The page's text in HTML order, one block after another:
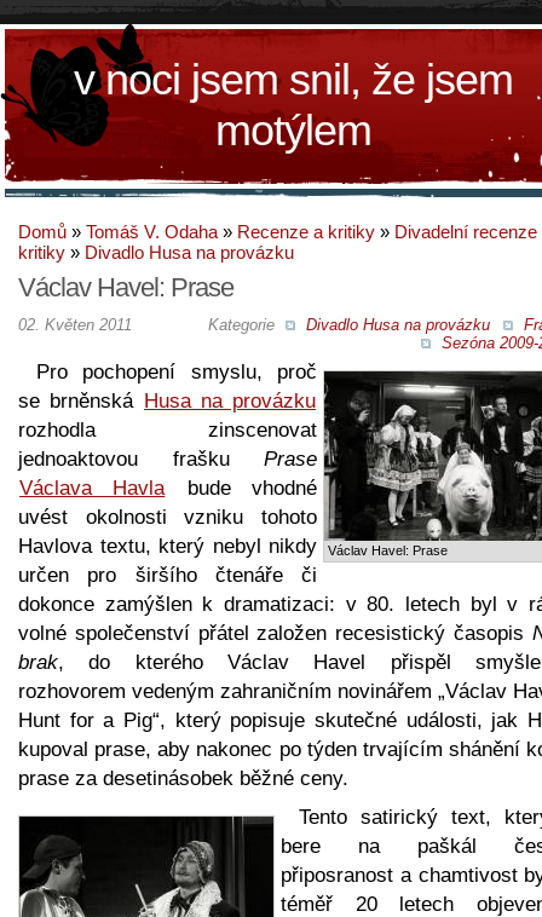
v noci jsem snil, že jsem
motýlem
Domů » Tomáš V. Odaha » Recenze a kritiky » Divadelní recenze
kritiky » Divadlo Husa na provázku
Václav Havel: Prase
Kategorie Divadlo Husa na provázku
Sezóna 2009-
02. Květen 2011
Václav Havel: Prase
Pro pochopení smyslu, proč
se brněnská Husa na provázku
rozhodla zinscenovat
jednoaktovou frašku Prase
Václava Havla bude vhodné
uvést okolnosti vzniku tohoto
Havlova textu, který nebyl nikdy
určen pro širšího čtenáře či
dokonce zamýšlen k dramatizaci: v 80. letech byl v
volné společenství přátel založen recesistický časopis
brak, do kterého Václav Havel přispěl
rozhovorem vedeným zahraničním novinářem „Václav
Hunt for a Pig“, který popisuje skutečné události, jak
kupoval prase, aby nakonec po týden trvajícím shánění
prase za desetinásobek běžné ceny.
Tento satirický text,
bere na paškál
připosranost a chamtivost
téměř 20 letech